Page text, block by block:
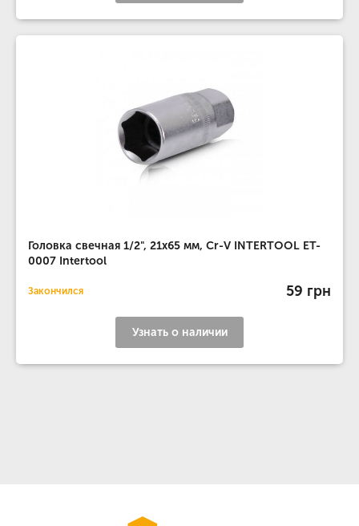
Головка свечная 1/2", 21x65 мм, Cr-V INTERTOOL ET-
0007 Intertool
Закончился 59 грн
Узнать о наличии